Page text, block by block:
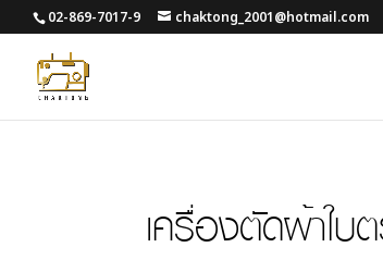
02-869-7017-9 chaktong_2001@hotmail.com
เครื่องตัดผ้าใ